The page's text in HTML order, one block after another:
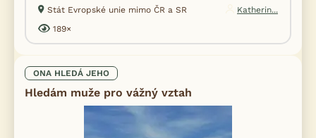
Stát Evropské unie mimo ČR a SR
Katherin...
189×
ONA HLEDÁ JEHO
Hledám muže pro vážný vztah